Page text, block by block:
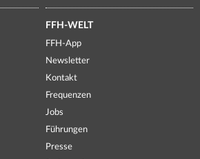
FFH-WELT
FFH-App
Newsletter
Kontakt
Frequenzen
Jobs
Führungen
Presse